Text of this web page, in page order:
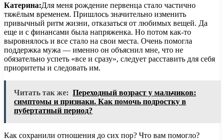
Катерина:Для меня рождение первенца стало частично
тяжёлым временем. Пришлось значительно изменить
привычный ритм жизни, отказаться от любимых вещей. Да
еще и с финансами была напряженка. Но потом как-то
выровнялось и все стало на свои места. Очень помогла
поддержка мужа — именно он объяснил мне, что не
обязательно успеть «все и сразу», следует расставить для себя
приоритеты и следовать им.
Читать так же: Переходный возраст у мальчиков:
симптомы и признаки. Как помочь подростку в
пубертатный период?
Как сохранили отношения до сих пор? Что вам помогло?